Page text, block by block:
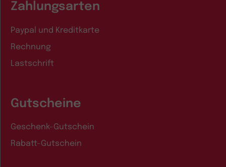
Zahlungsarten
Paypal und Kreditkarte
Rechnung
Lastschrift
Gutscheine
Geschenk-Gutschein
Rabatt-Gutschein